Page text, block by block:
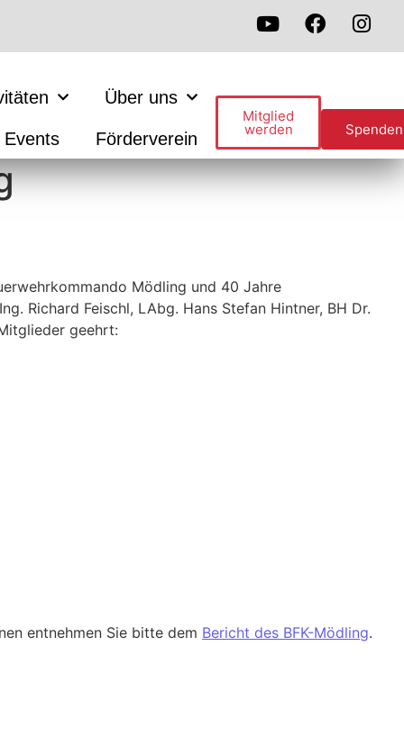
Über uns
Events Förderverein
Mitglied
werden Spenden
Mödling und 40 Jahre
Richard Feischl, LAbg. Hans Stefan Hintner, BH Dr.
geehrt:
entnehmen Sie bitte dem Bericht des BFK-Mödling.